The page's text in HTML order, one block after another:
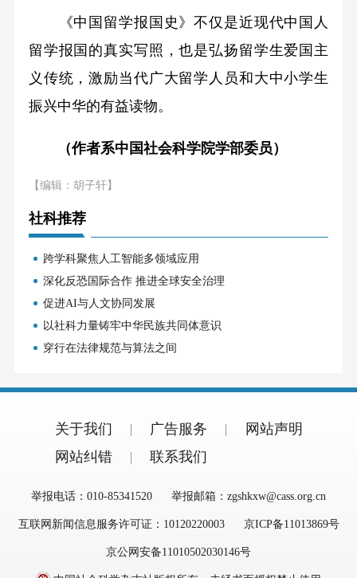
《中国留学报国史》不仅是近现代中国人
留学报国的真实写照，也是弘扬留学生爱国主
义传统，激励当代广大留学人员和大中小学生
振兴中华的有益读物。
（作者系中国社会科学院学部委员）
【编辑：胡子轩】
社科推荐
跨学科聚焦人工智能多领域应用
深化反恐国际合作 推进全球安全治理
促进AI与人文协同发展
以社科力量铸牢中华民族共同体意识
穿行在法律规范与算法之间
关于我们 广告服务
网站声明
网站纠错
联系我们
举报电话：010-85341520 举报邮箱：zgshkxw@cass.org.cn
互联网新闻信息服务许可证：10120220003 京ICP备11013869号
京公网安备11010502030146号